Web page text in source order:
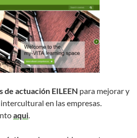
de actuación EILEEN para mejorar y
en las empresas.
aqui.